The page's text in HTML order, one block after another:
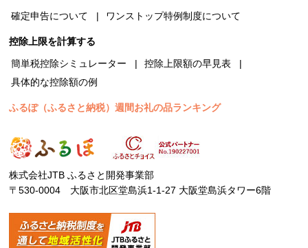
確定申告について
ワンストップ特例制度について
控除上限を計算する
簡単税控除シミュレーター
控除上限額の早見表
具体的な控除額の例
ふるぽ（ふるさと納税）週間お礼の品ランキング
株式会社JTB ふるさと開発事業部
〒530-0004 大阪市北区堂島浜1-1-27 大阪堂島浜タワー6階